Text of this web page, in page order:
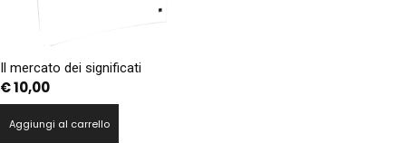
Il mercato dei significati
€10,00
Aggiungi al carrello